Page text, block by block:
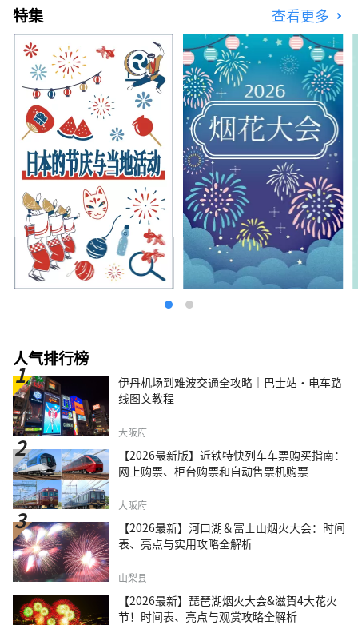
特集 查看更多
人气排行榜
伊丹机场到难波交通全攻略｜巴士站・电车路
线图文教程
大阪府
【2026最新版】近铁特快列车车票购买指南：
网上购票、柜台购票和自动售票机购票
大阪府
【2026最新】河口湖＆富士山烟火大会：时间
表、亮点与实用攻略全解析
山梨县
【2026最新】琵琶湖烟火大会&滋賀4大花火
节！时间表、亮点与观赏攻略全解析